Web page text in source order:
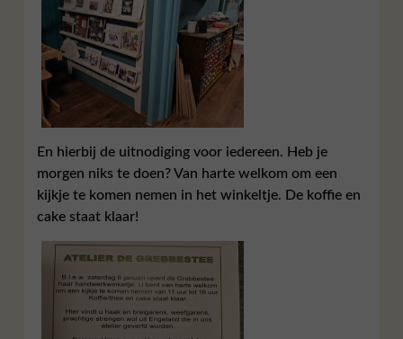
En hierbij de uitnodiging voor iedereen. Heb je
morgen niks te doen? Van harte welkom om een
kijkje te komen nemen in het winkeltje. De koffie en
cake staat klaar!